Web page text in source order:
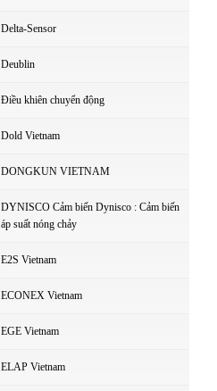
Delta-Sensor
Deublin
Điều khiên chuyển động
Dold Vietnam
DONGKUN VIETNAM
DYNISCO Cảm biến Dynisco : Cảm biến
áp suất nóng chảy
E2S Vietnam
ECONEX Vietnam
EGE Vietnam
ELAP Vietnam